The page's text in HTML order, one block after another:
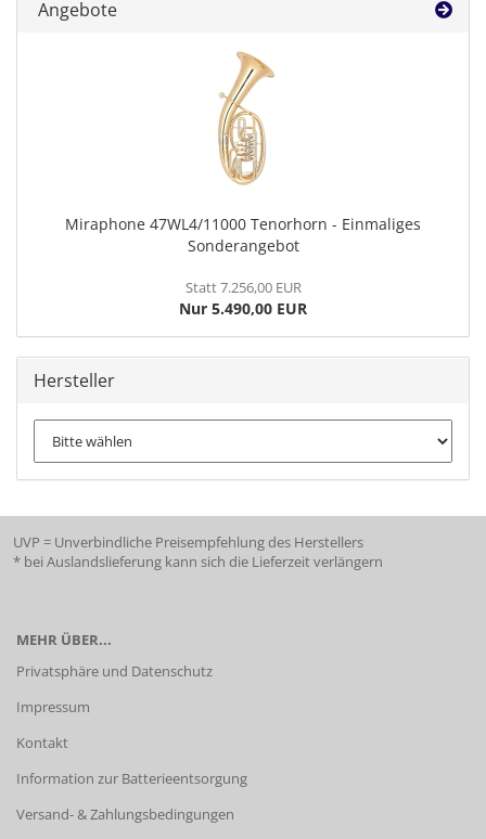
Angebote
Miraphone 47WL4/11000 Tenorhorn - Einmaliges
Sonderangebot
Statt 7.256,00 EUR
Nur 5.490,00 EUR
Hersteller
UVP = Unverbindliche Preisempfehlung des Herstellers
* bei Auslandslieferung kann sich die Lieferzeit verlängern
MEHR ÜBER...
Privatsphäre und Datenschutz
Impressum
Kontakt
Information zur Batterieentsorgung
Versand- & Zahlungsbedingungen